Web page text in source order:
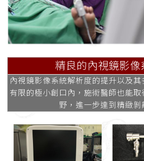
精良的內視鏡影像
內視鏡影像系統解析度的提升以及
有限的極小創口內，施術醫師也能
野，進一步達到精緻剝